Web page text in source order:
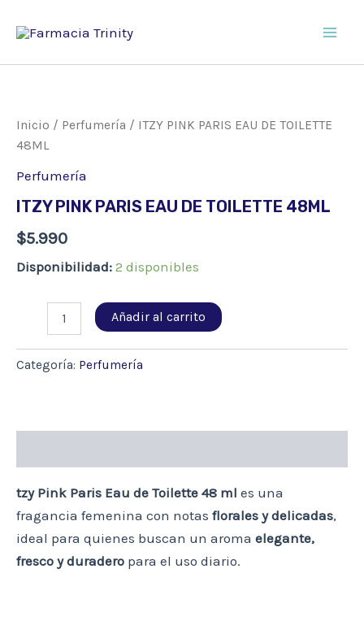
Inicio / Perfumería / ITZY PINK PARIS EAU DE TOILETTE
48ML
Perfumería
ITZY PINK PARIS EAU DE TOILETTE 48ML
$5.990
Disponibilidad: 2 disponibles
EAU
Añadir al carrito
Categoría: Perfumería
tzy Pink Paris Eau de Toilette 48 ml es una
fragancia femenina con notas florales y delicadas,
ideal para quienes buscan un aroma elegante,
fresco y duradero para el uso diario.